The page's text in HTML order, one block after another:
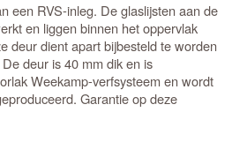
een RVS-inleg. De glaslijsten aan de
en liggen binnen het oppervlak
deur dient apart bijbesteld te worden
deur is 40 mm dik en is
Weekamp-verfsysteem en wordt
Garantie op deze